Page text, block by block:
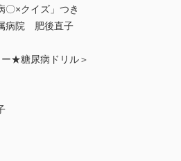
〇×クイズ」つき
病院 肥後直子
★糖尿病ドリル＞